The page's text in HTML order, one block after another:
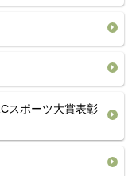
スポーツ大賞表彰